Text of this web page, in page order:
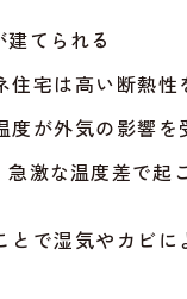
てられる
住宅は高い断熱
が外気の影響
激な温度差で起
とで湿気やカビ